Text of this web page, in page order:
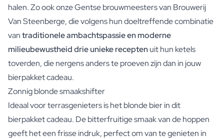
halen. Zo ook onze Gentse brouwmeesters van Brouwerij
Van Steenberge, die volgens hun doeltreffende combinatie
vantraditionele ambachtspassie en moderne
milieubewustheid drie unieke receptenuit hun ketels
toverden, die nergens anders te proeven zijn dan in jouw
bierpakket cadeau.
Zonnig blonde smaakshifter
Ideaal voor terrasgenieters is het blonde bier in dit
bierpakket cadeau. De bitterfruitige smaak van de hoppen
geeft het een frisse indruk, perfect om van te genieten in